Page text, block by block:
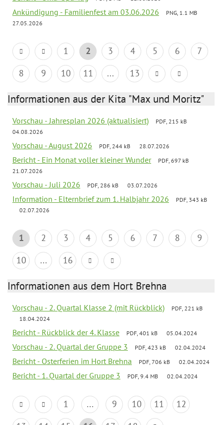
Ankündigung - Familienfest am 03.06.2026
PNG, 1.1 MB
27.05.2026
1 2 3 4 5 6
7
8
9 10 11 ... 13
Informationen aus der Kita "Max und Moritz"
Vorschau - Jahresplan 2026 (aktualisiert)
PDF, 215 kB
04.08.2026
Vorschau - August 2026 PDF, 244 kB 28.07.2026
Bericht - Ein Monat voller kleiner Wunder
PDF, 697 kB
21.07.2026
Vorschau - Juli 2026 PDF, 286 kB 03.07.2026
Information - Elternbrief zum 1. Halbjahr 2026
PDF, 343 kB
02.07.2026
1 2 3 4 5 6 7 8
9
10
... 16
Informationen aus dem Hort Brehna
Vorschau - 2. Quartal Klasse 2 (mit Rückblick)
PDF, 221 kB
18.04.2024
Bericht - Rückblick der 4. Klasse PDF, 401 kB 05.04.2024
Vorschau - 2. Quartal der Gruppe 3 PDF, 423 kB 02.04.2024
Bericht - Osterferien im Hort Brehna PDF, 706 kB 02.04.2024
Bericht - 1. Quartal der Gruppe 3 PDF, 9.4 MB 02.04.2024
1 ... 9 10 11
12